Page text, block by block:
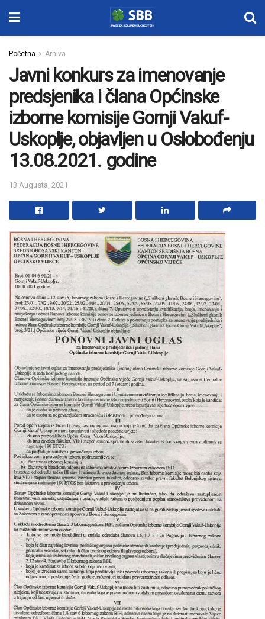
Početna Arhiva
Javni konkurs za imenovanje
predsjenika i člana Općinske
izborne komisije Gornji Vakuf-
Uskoplje, objavljen u Oslobođenju
13.08.2021. godine
13 Augusta, 2021